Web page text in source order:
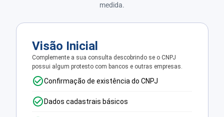
medida.
Visão Inicial
Complemente a sua consulta descobrindo se o CNPJ
possui algum protesto com bancos e outras empresas.
Confirmação de existência do CNPJ
Dados cadastrais básicos